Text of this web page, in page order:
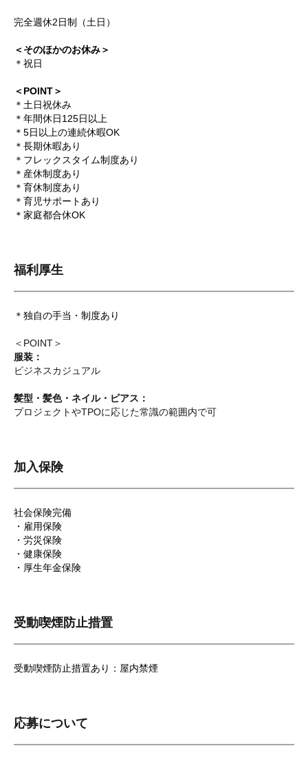
完全週休2日制（土日）
＜そのほかのお休み＞
＊祝日
＜POINT＞
＊土日祝休み
＊年間休日125日以上
＊5日以上の連続休暇OK
＊長期休暇あり
＊フレックスタイム制度あり
＊産休制度あり
＊育休制度あり
＊育児サポートあり
＊家庭都合休OK
福利厚生
＊独自の手当・制度あり
＜POINT＞
服装：
ビジネスカジュアル
髪型・髪色・ネイル・ピアス：
プロジェクトやTPOに応じた常識の範囲内で可
加入保険
社会保険完備
・雇用保険
・労災保険
・健康保険
・厚生年金保険
受動喫煙防止措置
受動喫煙防止措置あり：屋内禁煙
応募について